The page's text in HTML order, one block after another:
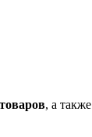
, а также